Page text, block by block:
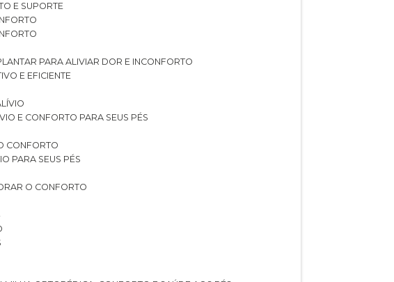
E SUPORTE
PARA ALIVIAR DOR E INCONFORTO
E EFICIENTE
E CONFORTO PARA SEUS PÉS
CONFORTO
PARA SEUS PÉS
O CONFORTO